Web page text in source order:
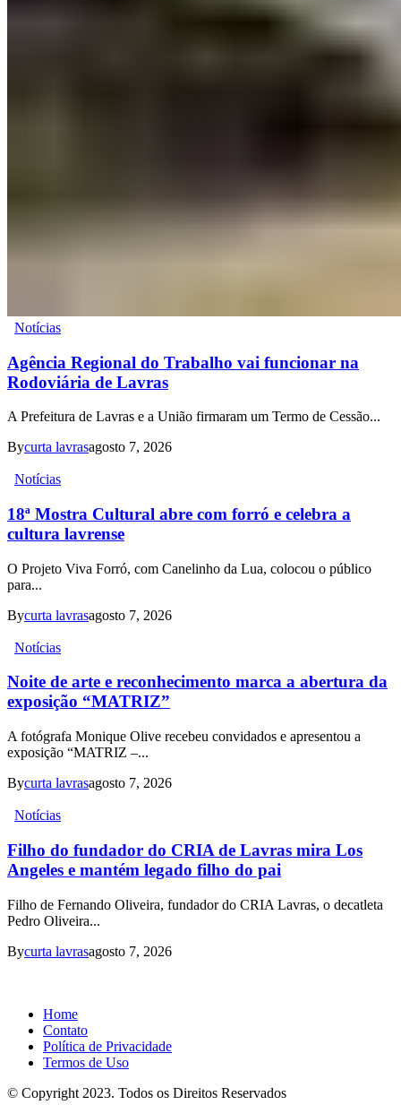
Notícias
Agência Regional do Trabalho vai funcionar na
Rodoviária de Lavras
A Prefeitura de Lavras e a União firmaram um Termo de Cessão...
Bycurta lavrasagosto 7, 2026
Notícias
18ª Mostra Cultural abre com forró e celebra a
cultura lavrense
O Projeto Viva Forró, com Canelinho da Lua, colocou o público
para...
Bycurta lavrasagosto 7, 2026
Notícias
Noite de arte e reconhecimento marca a abertura da
exposição “MATRIZ”
A fotógrafa Monique Olive recebeu convidados e apresentou a
exposição “MATRIZ –...
Bycurta lavrasagosto 7, 2026
Notícias
Filho do fundador do CRIA de Lavras mira Los
Angeles e mantém legado filho do pai
Filho de Fernando Oliveira, fundador do CRIA Lavras, o decatleta
Pedro Oliveira...
Bycurta lavrasagosto 7, 2026
Home
Contato
Política de Privacidade
Termos de Uso
© Copyright 2023. Todos os Direitos Reservados